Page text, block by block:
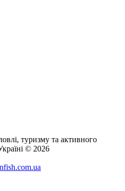
туризму та активного
© 2026